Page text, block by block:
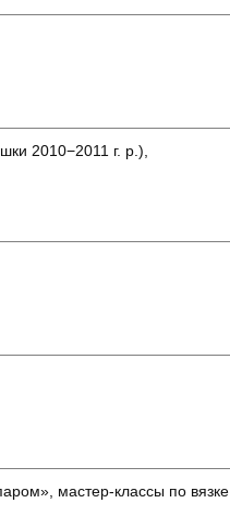
2010−2011 г. р.),
мастер-классы по вязке